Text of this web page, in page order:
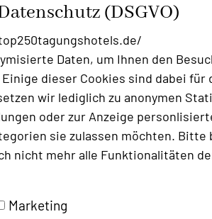
(DSGVO)
Daten, um Ihnen den
dieser Cookies sind dabei für
wir lediglich zu anonymen
oder zur Anzeige
sie zulassen möchten. Bitte
nicht mehr alle Funktionalitäten
Marketing
Ansprechpartner
Kontakt
Alle Informationen
Für Hotels